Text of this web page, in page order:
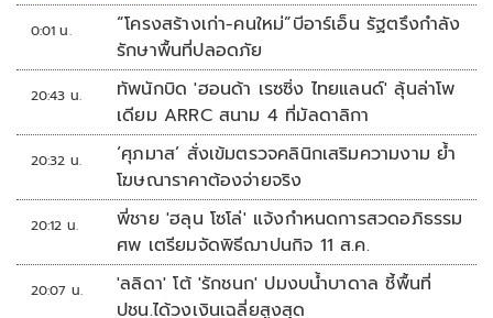
0:01 น.
“โครงสร้างเก่า-คนใหม่”บีอาร์เอ็น รัฐตรึงกำลัง
รักษาพื้นที่ปลอดภัย
20:43 น.
ทัพนักบิด 'ฮอนด้า เรซซิ่ง ไทยแลนด์' ลุ้นล่าโพ
เดียม ARRC สนาม 4 ที่มัลดาลิกา
20:32 น.
‘ศุภมาส’ สั่งเข้มตรวจคลินิกเสริมความงาม ย้ำ
โฆษณาราคาต้องจ่ายจริง
20:12 น.
พี่ชาย 'ฮลุน โซโล่' แจ้งกำหนดการสวดอภิธรรม
ศพ เตรียมจัดพิธีฌาปนกิจ 11 ส.ค.
20:07 น.
'ลลิดา' โต้ 'รักชนก' ปมงบน้ำบาดาล ชี้พื้นที่
ปชน.ได้วงเงินเฉลี่ยสูงสุด